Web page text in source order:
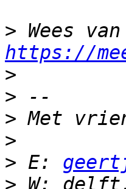
>
https://
>
>
>
>
> E:
>